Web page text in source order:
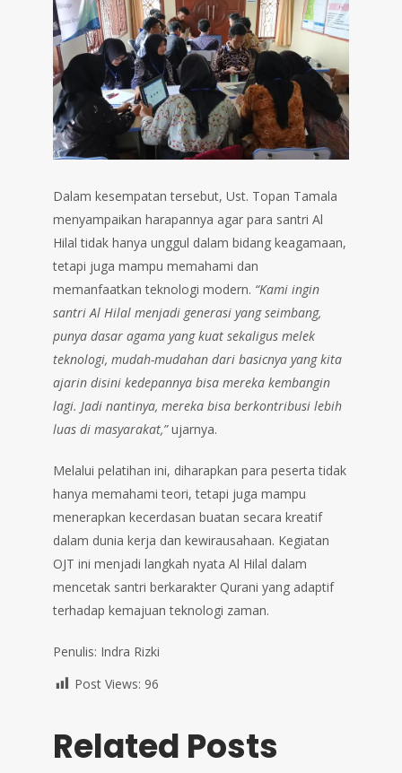
Dalam kesempatan tersebut, Ust. Topan Tamala
menyampaikan harapannya agar para santri Al
Hilal tidak hanya unggul dalam bidang keagamaan,
tetapi juga mampu memahami dan
memanfaatkan teknologi modern. “Kami ingin
santri Al Hilal menjadi generasi yang seimbang,
punya dasar agama yang kuat sekaligus melek
teknologi, mudah-mudahan dari basicnya yang kita
ajarin disini kedepannya bisa mereka kembangin
lagi. Jadi nantinya, mereka bisa berkontribusi lebih
luas di masyarakat,”ujarnya.
Melalui pelatihan ini, diharapkan para peserta tidak
hanya memahami teori, tetapi juga mampu
menerapkan kecerdasan buatan secara kreatif
dalam dunia kerja dan kewirausahaan. Kegiatan
OJT ini menjadi langkah nyata Al Hilal dalam
mencetak santri berkarakter Qurani yang adaptif
terhadap kemajuan teknologi zaman.
Penulis: Indra Rizki
Post Views: 96
Related Posts